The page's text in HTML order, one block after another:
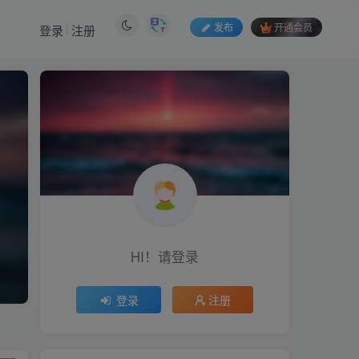
发布 开通会员
登录 注册
HI！请登录
登录 注册